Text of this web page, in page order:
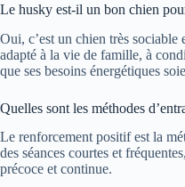
Le husky est-il un bon chien
Oui, c’est un chien très
adapté à la vie de famille, à
que ses besoins énergétiques
Quelles sont les méthodes
Le renforcement positif est la
des séances courtes et
précoce et continue.